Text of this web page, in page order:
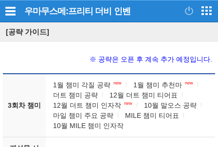
우마무스메:프리티 더비 인벤
[공략 가이드]
※ 공략은 오픈 후 계속 추가 예정입니다.
3회차 챔미
1월 챔미 각질 공략 new 1월 챔미 추천마 new
더트 챔미 공략
12월 더트 챔미 티어표
12월 더트 챔미 인자작 new
10월 말오스 공략
마일 챔미 주요 공략
MILE 챔미 티어표
10월 MILE 챔미 인자작